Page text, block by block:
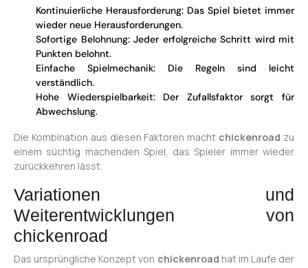
Kontinuierliche Herausforderung: Das Spiel bietet immer
wieder neue Herausforderungen.
Sofortige Belohnung: Jeder erfolgreiche Schritt wird mit
Punkten belohnt.
Einfache Spielmechanik: Die Regeln sind leicht
verständlich.
Hohe Wiederspielbarkeit: Der Zufallsfaktor sorgt für
Abwechslung.
Die Kombination aus diesen Faktoren macht chickenroad zu
einem süchtig machenden Spiel, das Spieler immer wieder
zurückkehren lässt.
Variationen und
Weiterentwicklungen von
chickenroad
Das ursprüngliche Konzept von chickenroad hat im Laufe der